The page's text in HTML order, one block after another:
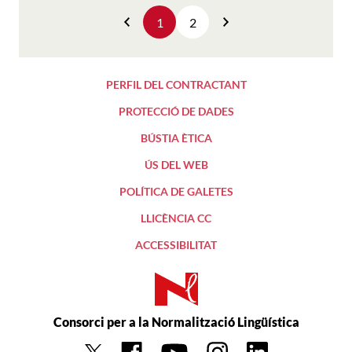
Anterior
1 2
PERFIL DEL CONTRACTANT
PROTECCIÓ DE DADES
BÚSTIA ÈTICA
ÚS DEL WEB
POLÍTICA DE GALETES
LLICÈNCIA CC
ACCESSIBILITAT
Consorci per a la Normalització Lingüística